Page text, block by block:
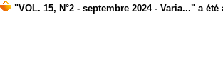
"VOL. 15, N°2 - septembre 2024 - Varia..." a été